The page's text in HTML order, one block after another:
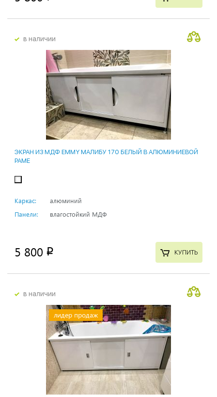
в наличии
ЭКРАН ИЗ МДФ EMMY МАЛИБУ 170 БЕЛЫЙ В АЛЮМИНИЕВОЙ
РАМЕ
Каркас:
алюминий
Панели:
влагостойкий МДФ
5 800 p КУПИТЬ
в наличии
лидер продаж